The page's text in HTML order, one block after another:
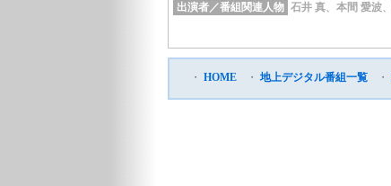
出演者／番組関連人物 石井 真、 本間 愛波、
・ HOME ・ 地上デジタル番組一覧 ・